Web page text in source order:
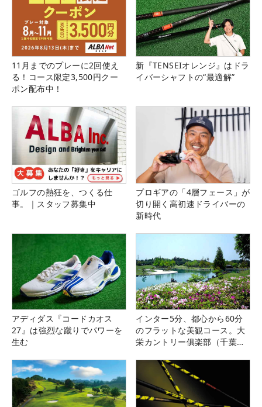
11月までのプレーに2回使え
る！コース限定3,500円クー
ポン配布中！
新『TENSEIオレンジ』はドラ
イバーシャフトの“最適解”
ゴルフの熱狂を、つくる仕
事。｜スタッフ募集中
プロギアの「4層フェース」が
切り開く高初速ドライバーの
新時代
アディダス『コードカオス
27』は強烈な蹴りでパワーを
生む
インター5分、都心から60分
のフラットな美観コース。大
栄カントリー俱楽部（千葉